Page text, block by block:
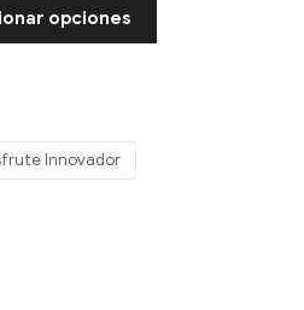
opciones
Innovador